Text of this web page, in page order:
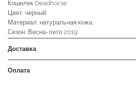
Кошелек Deadhorse.
Цвет: черный.
Материал: натуральная кожа.
Сезон: Весна-лето 2019.
Доставка
Оплата